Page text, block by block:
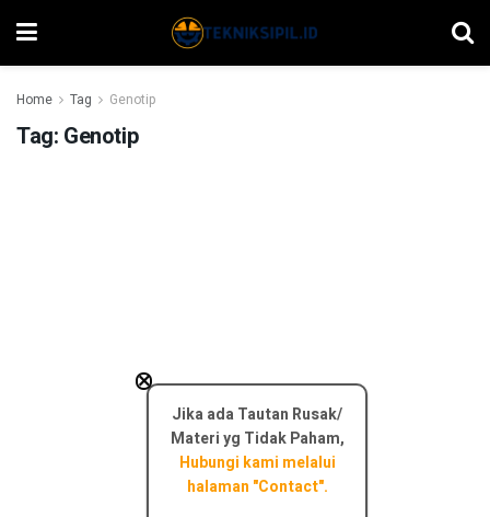
Home Tag Genotip
Tag: Genotip
Jika ada Tautan Rusak/
Materi yg Tidak Paham,
Hubungi kami melalui
halaman "Contact".
×